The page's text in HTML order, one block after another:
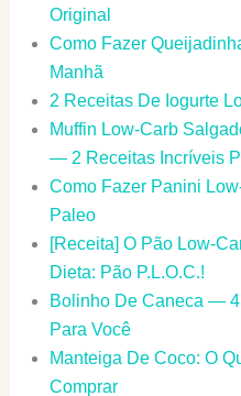
Original
Como Fazer
Manhã
2 Receitas De Iogurte
Muffin Low-Carb
— 2 Receitas Incríveis
Como Fazer Panini
Paleo
[Receita] O Pão Low-
Dieta: Pão P.L.O.C.!
Bolinho De Caneca —
Para Você
Manteiga De Coco: O
Comprar